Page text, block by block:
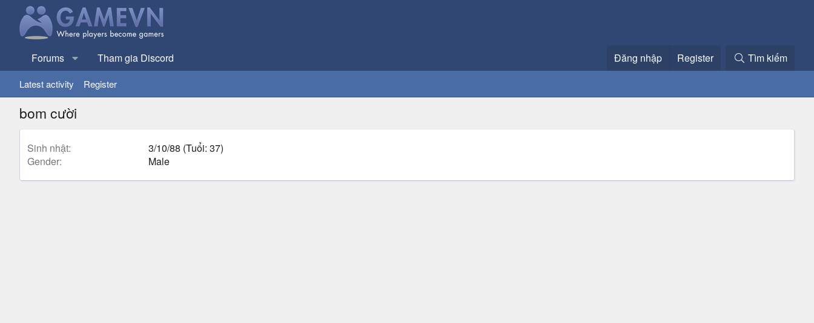
Forums Tham gia Discord Đăng nhập Register Tìm kiếm
Latest activity Register
bom cười
Sinh nhật
3/10/88 (Tuổi: 37)
Gender
Male